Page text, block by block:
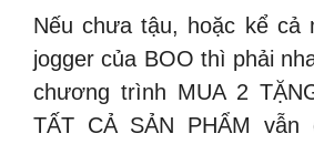
Nếu chưa tậu, hoặc kể cả
jogger của BOO thì phải
chương trình MUA 2
TẤT CẢ SẢN PHẨM vẫn